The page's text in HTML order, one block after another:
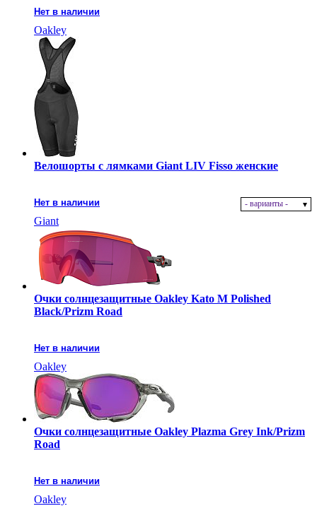
Нет в наличии
Oakley
Велошорты с лямками Giant LIV Fisso женские
Нет в наличии - варианты -
Giant
Очки солнцезащитные Oakley Kato M Polished
Black/Prizm Road
Нет в наличии
Oakley
Очки солнцезащитные Oakley Plazma Grey Ink/Prizm
Road
Нет в наличии
Oakley